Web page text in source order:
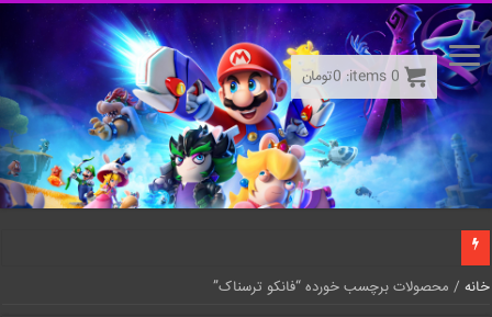
خانه / محصولات برچسب خورده “فانکو ترسناک”
0
items:
0تومان